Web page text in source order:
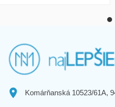
Komárňanská 10523/61A,